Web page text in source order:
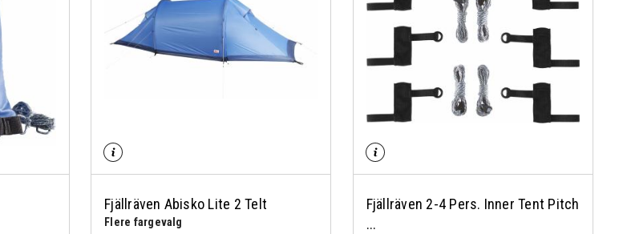
Fjällräven Abisko Lite 2 Telt
Flere fargevalg
Fjällräven 2-4 Pers. Inner Tent Pitch
...